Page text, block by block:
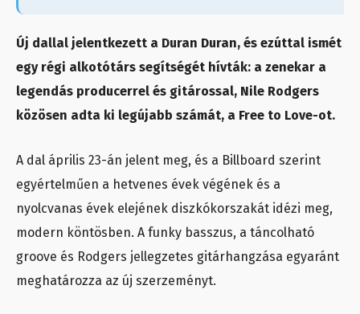
Új dallal jelentkezett a Duran Duran, és ezúttal ismét
egy régi alkotótárs segítségét hívták: a zenekar a
legendás producerrel és gitárossal, Nile Rodgers
közösen adta ki legújabb számát, a Free to Love-ot.
A dal április 23-án jelent meg, és a Billboard szerint
egyértelműen a hetvenes évek végének és a
nyolcvanas évek elejének diszkókorszakát idézi meg,
modern köntösben. A funky basszus, a táncolható
groove és Rodgers jellegzetes gitárhangzása egyaránt
meghatározza az új szerzeményt.